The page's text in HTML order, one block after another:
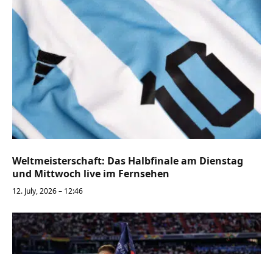
Weltmeisterschaft: Das Halbfinale am Dienstag
und Mittwoch live im Fernsehen
12. July, 2026 – 12:46